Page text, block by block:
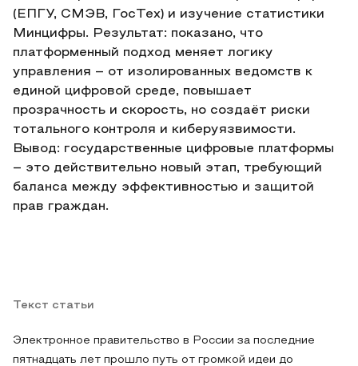
(ЕПГУ, СМЭВ, ГосТех) и изучение статистики
Минцифры. Результат: показано, что
платформенный подход меняет логику
управления – от изолированных ведомств к
единой цифровой среде, повышает
прозрачность и скорость, но создаёт риски
тотального контроля и киберуязвимости.
Вывод: государственные цифровые платформы
– это действительно новый этап, требующий
баланса между эффективностью и защитой
прав граждан.
Текст статьи
Электронное правительство в России за последние
пятнадцать лет прошло путь от громкой идеи до